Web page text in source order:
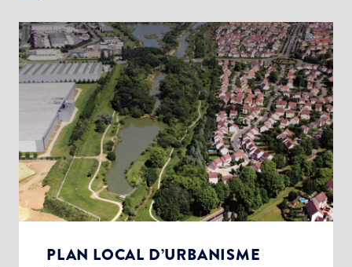
PLAN LOCAL D’URBANISME